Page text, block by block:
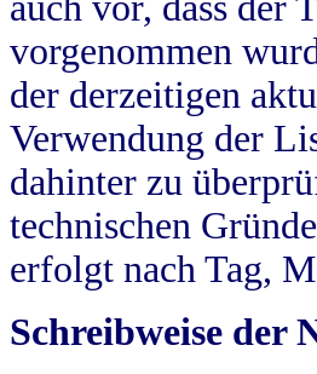
vorgenommen
der derzeitigen
Verwendung der
dahinter zu
technischen
erfolgt nach Tag,
Schreibweise der